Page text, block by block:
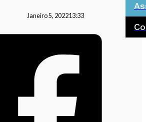
Janeiro 5, 202213:33